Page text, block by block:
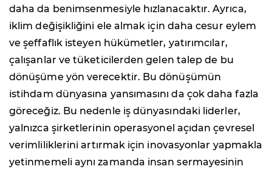
daha da benimsenmesiyle hızlanacaktır. Ayrıca,
iklim değişikliğini ele almak için daha cesur eylem
ve şeffaflık isteyen hükümetler, yatırımcılar,
çalışanlar ve tüketicilerden gelen talep de bu
dönüşüme yön verecektir. Bu dönüşümün
istihdam dünyasına yansımasını da çok daha fazla
göreceğiz. Bu nedenle iş dünyasındaki liderler,
yalnızca şirketlerinin operasyonel açıdan çevresel
verimliliklerini artırmak için inovasyonlar yapmakla
yetinmemeli aynı zamanda insan sermayesinin